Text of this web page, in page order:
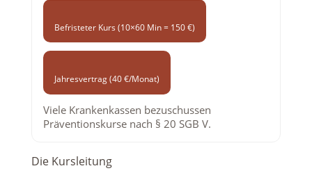
Befristeter Kurs (10×60 Min = 150 €)
Jahresvertrag (40 €/Monat)
Viele Krankenkassen bezuschussen
Präventionskurse nach § 20 SGB V.
Die Kursleitung